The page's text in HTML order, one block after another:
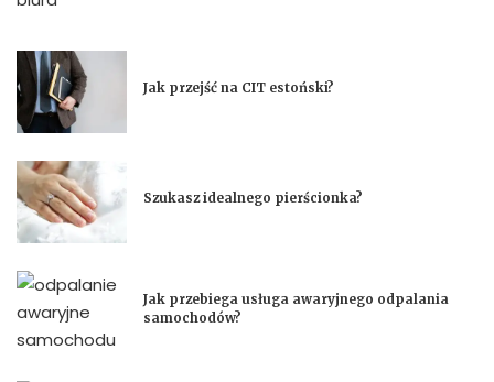
Jak przejść na CIT estoński?
Szukasz idealnego pierścionka?
Jak przebiega usługa awaryjnego odpalania
samochodów?